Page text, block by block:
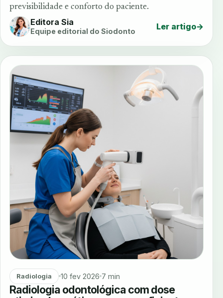
previsibilidade e conforto do paciente.
Editora Sia
Equipe editorial do Siodonto Ler artigo→
Radiologia 10 fev 2026 7 min
Radiologia odontológica com dose